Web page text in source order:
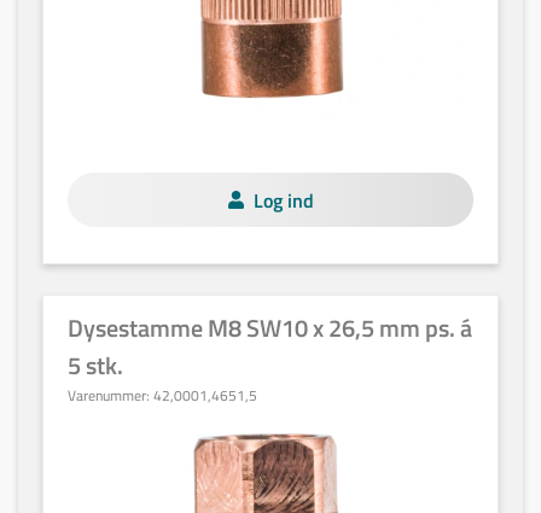
Log ind
Dysestamme M8 SW10 x 26,5 mm ps. á
5 stk.
Varenummer: 42,0001,4651,5